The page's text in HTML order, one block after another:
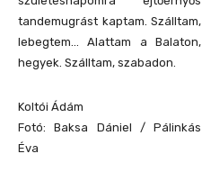
tandemugrást kaptam. Szálltam,
lebegtem… Alattam a Balaton,
hegyek. Szálltam, szabadon.
Koltói Ádám
Fotó: Baksa Dániel / Pálinkás
Éva